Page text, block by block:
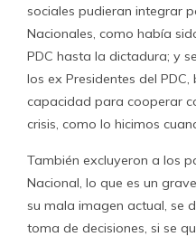
sociales pudieran integrar
Nacionales, como había
PDC hasta la dictadura; y
los ex Presidentes del
capacidad para cooperar
crisis, como lo hicimos
También excluyeron a los
Nacional, lo que es un
su mala imagen actual, se
toma de decisiones, si se